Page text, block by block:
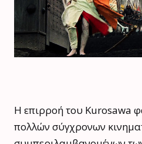
Η επιρροή του Kurosawa
πολλών σύγχρονων